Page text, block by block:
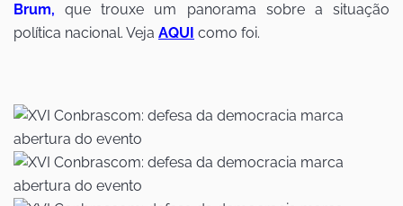
Brum, que trouxe um panorama sobre a situação
política nacional. Veja AQUI como foi.